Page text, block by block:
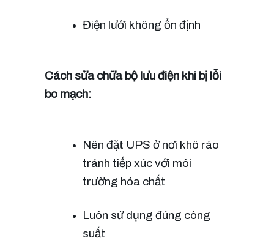
Điện lưới không ổn định
Cách sửa chữa bộ lưu điện khi bị lỗi
bo mạch:
Nên đặt UPS ở nơi khô ráo
tránh tiếp xúc với môi
trường hóa chất
Luôn sử dụng đúng công
suất